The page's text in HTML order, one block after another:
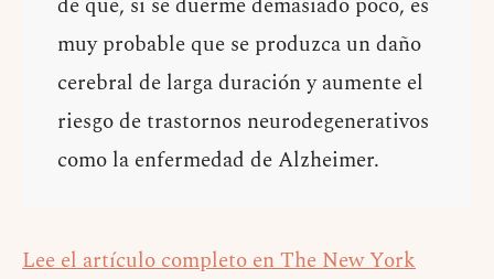
de que, si se duerme demasiado poco, es
muy probable que se produzca un daño
cerebral de larga duración y aumente el
riesgo de trastornos neurodegenerativos
como la enfermedad de Alzheimer.
Lee el artículo completo en The New York